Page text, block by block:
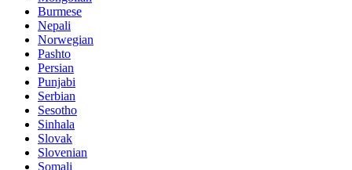
Burmese
Nepali
Norwegian
Pashto
Persian
Punjabi
Serbian
Sesotho
Sinhala
Slovak
Slovenian
Somali